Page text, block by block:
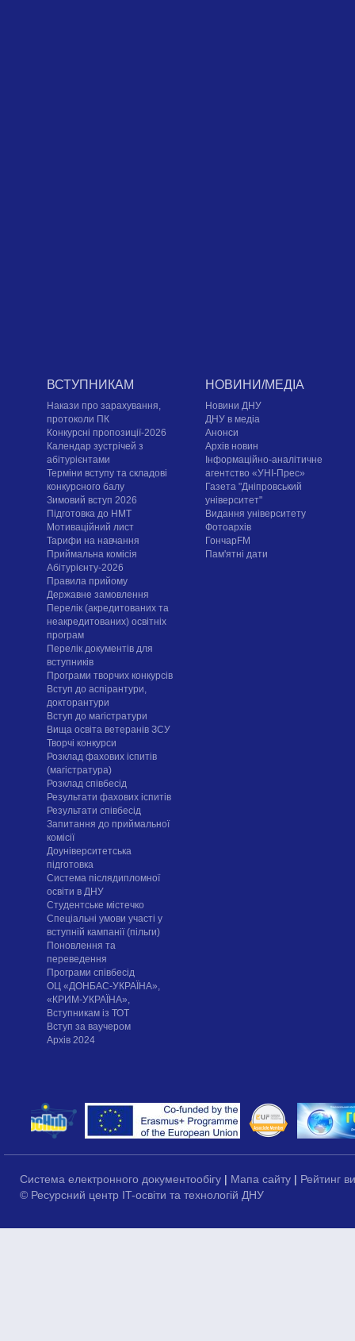
ВСТУПНИКАМ
Накази про зарахування,
протоколи ПК
Конкурсні пропозиції-2026
Календар зустрічей з
абітурієнтами
Терміни вступу та складові
конкурсного балу
Зимовий вступ 2026
Підготовка до НМТ
Мотиваційний лист
Тарифи на навчання
Приймальна комісія
Абітурієнту-2026
Правила прийому
Державне замовлення
Перелік (акредитованих та
неакредитованих) освітніх
програм
Перелік документів для
вступників
Програми творчих конкурсiв
Вступ до аспірантури,
докторантури
Вступ до магістратури
Вища освіта ветеранів ЗСУ
Творчі конкурси
Розклад фахових іспитів
(магістратура)
Розклад співбесід
Результати фахових іспитів
Результати співбесід
Запитання до приймальної
комісії
Доуніверситетська
підготовка
Система післядипломної
освіти в ДНУ
Cтудентське містечко
Спеціальні умови участі у
вступній кампанії (пільги)
Поновлення та
переведення
Програми співбесід
ОЦ «ДОНБАС-УКРАЇНА»,
«КРИМ-УКРАЇНА»,
Вступникам із ТОТ
Вступ за ваучером
Архів 2024
НОВИНИ/МЕДІА
Новини ДНУ
ДНУ в медіа
Анонси
Архів новин
Інформаційно-аналітичне
агентство «УНІ-Прес»
Газета "Дніпровський
університет"
Видання університету
Фотоархів
ГончарFM
Пам'ятні дати
Система електронного документообігу | Мапа сайту | Рейтинг
© Ресурсний центр IT-освіти та технологій ДНУ